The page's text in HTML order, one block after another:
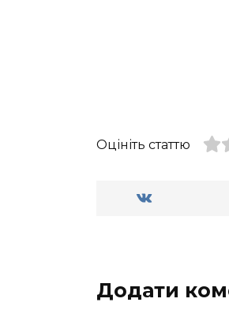
Оцініть статтю
Додати